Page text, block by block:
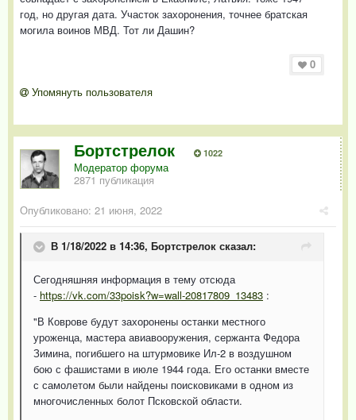
год, но другая дата. Участок захоронения, точнее братская
могила воинов МВД. Тот ли Дашин?
0
Упомянуть пользователя
Бортстрелок 1022
Модератор форума
2871 публикация
Опубликовано: 21 июня, 2022
В 1/18/2022 в 14:36, Бортстрелок сказал:
Сегодняшняя информация в тему отсюда
- https://vk.com/33poisk?w=wall-20817809_13483 :
"В Коврове будут захоронены останки местного
уроженца, мастера авиавооружения, сержанта Федора
Зимина, погибшего на штурмовике Ил-2 в воздушном
бою с фашистами в июле 1944 года. Его останки вместе
с самолетом были найдены поисковиками в одном из
многочисленных болот Псковской области.